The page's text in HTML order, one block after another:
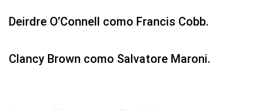
Deirdre O’Connell como Francis Cobb.
Clancy Brown como Salvatore Maroni.